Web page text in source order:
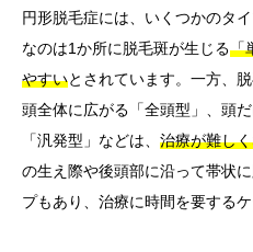
円形脱毛症には、いくつかのタ
なのは1か所に脱毛斑が生じる「
やすいとされています。一方、
頭全体に広がる「全頭型」、頭
「汎発型」などは、 治療が難し
の生え際や後頭部に沿って帯状
プもあり、治療に時間を要する